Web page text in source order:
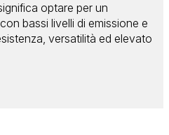
optare per un
bassi livelli di emissione e
versatilità ed elevato